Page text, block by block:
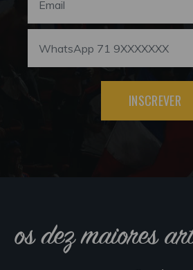
INSCREVER
os dez maiores